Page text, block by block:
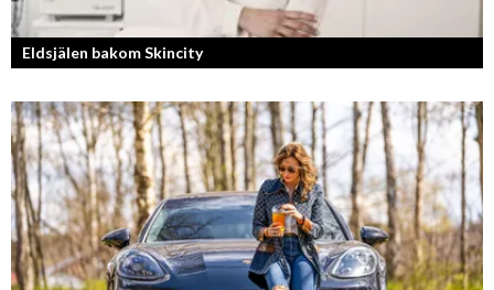
Eldsjälen bakom Skincity
Annica Forsgren Kjellman ligger bakom skönhetsimperiet Skincity –
professionell hudvård online.